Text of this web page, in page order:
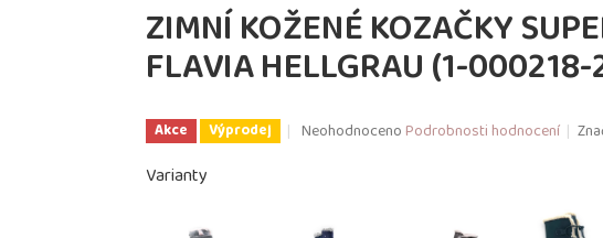
ZIMNÍ KOŽENÉ KOZAČKY
FLAVIA HELLGRAU (1-
Akce Výprodej
Průměrné
NeohodnocenoPodrobnosti hodnocení
Varianty